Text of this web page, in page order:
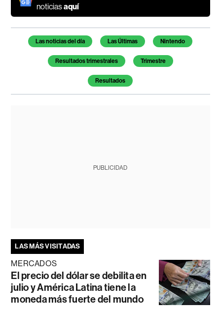
noticiasaquí
Temas de este artículo
Las noticias del día Las Últimas Nintendo
Resultados trimestrales Trimestre
Resultados
PUBLICIDAD
LAS MÁS VISITADAS
MERCADOS
El precio del dólar se debilita en
julio y América Latina tiene la
moneda más fuerte del mundo